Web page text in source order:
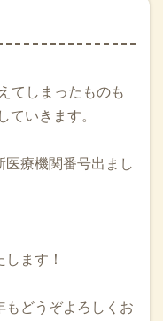
プトの勉強も始めて
ださい！
はこちらのページを
てしまったものも
ていきます。
療機関番号出まし
ます！
もどうぞよろしくお